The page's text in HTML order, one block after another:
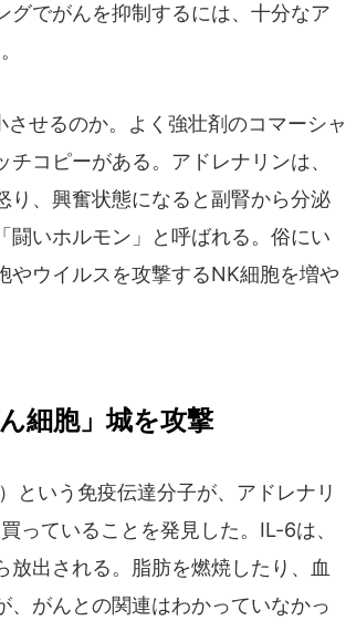
グでがんを抑制するには、十分なア
せるのか。よく強壮剤のコマーシャ
コピーがある。アドレナリンは、
り、興奮状態になると副腎から分泌
闘いホルモン」と呼ばれる。俗にい
やウイルスを攻撃するNK細胞を増や
細胞」城を攻撃
という免疫伝達分子が、アドレナリ
っていることを発見した。IL-6は、
出される。脂肪を燃焼したり、血
がんとの関連はわかっていなかっ